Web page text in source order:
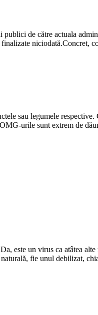
de către actuala
niciodată.Concret,
sau legumele
urile sunt extrem de
este un virus ca atâtea
fie unul debilizat,